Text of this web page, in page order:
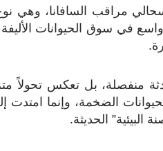
مراقب السافانا، وهي
في سوق الحيوانات
منفصلة، بل تعكس تحولاً
الضخمة، وإنما
الحديثة.